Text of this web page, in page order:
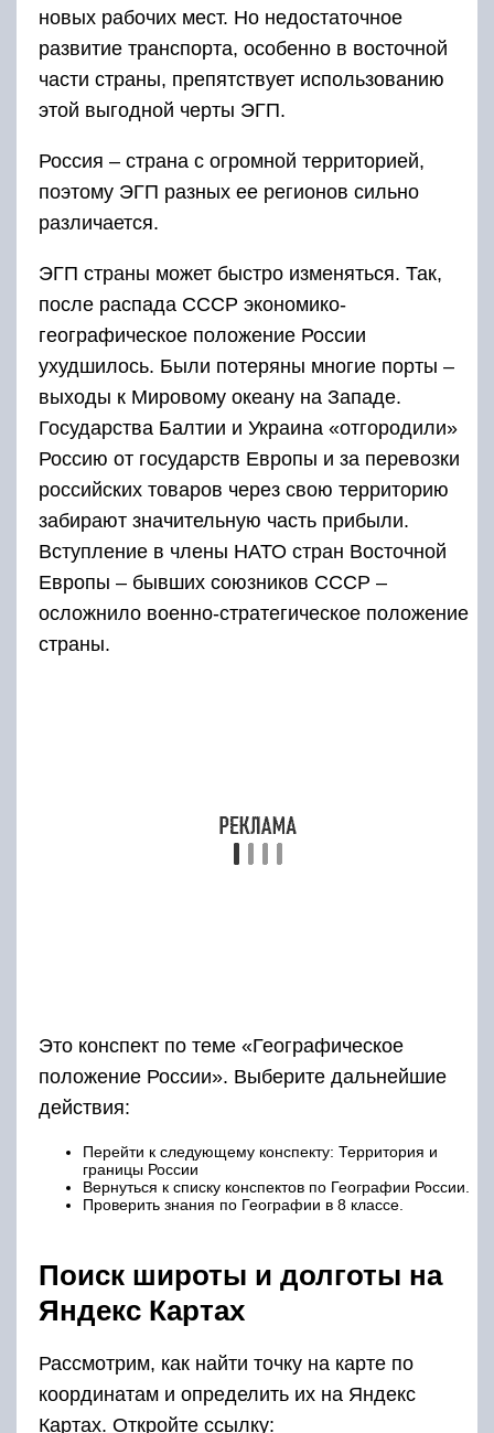
новых рабочих мест. Но недостаточное
развитие транспорта, особенно в восточной
части страны, препятствует использованию
этой выгодной черты ЭГП.
Россия – страна с огромной территорией,
поэтому ЭГП разных ее регионов сильно
различается.
ЭГП страны может быстро изменяться. Так,
после распада СССР экономико-
географическое положение России
ухудшилось. Были потеряны многие порты –
выходы к Мировому океану на Западе.
Государства Балтии и Украина «отгородили»
Россию от государств Европы и за перевозки
российских товаров через свою территорию
забирают значительную часть прибыли.
Вступление в члены НАТО стран Восточной
Европы – бывших союзников СССР –
осложнило военно-стратегическое положение
страны.
Это конспект по теме «Географическое
положение России». Выберите дальнейшие
действия:
Перейти к следующему конспекту: Территория и
границы России
Вернуться к списку конспектов по Географии России.
Проверить знания по Географии в 8 классе.
Поиск широты и долготы на
Яндекс Картах
Рассмотрим, как найти точку на карте по
координатам и определить их на Яндекс
Картах. Откройте ссылку: